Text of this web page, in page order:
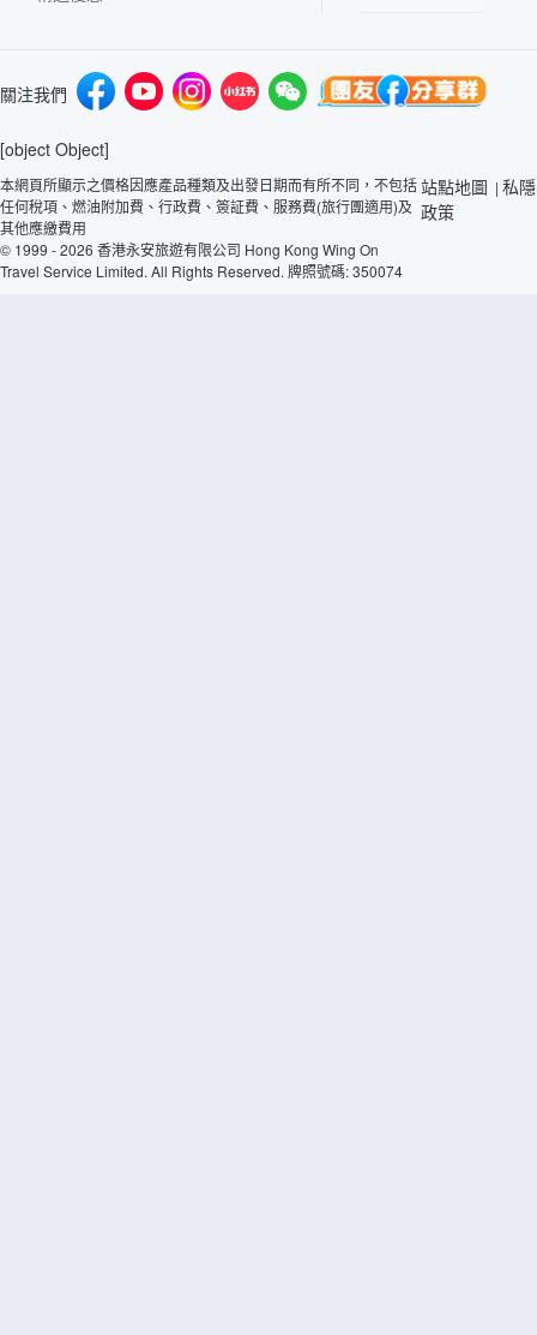
關注我們
[object Object]
本網頁所顯示之價格因應產品種類及出發日期而有所不同，不包括
任何稅項、燃油附加費、行政費、簽証費、服務費(旅行團適用)及
其他應繳費用
© 1999 - 2026 香港永安旅遊有限公司 Hong Kong Wing On
Travel Service Limited. All Rights Reserved. 牌照號碼: 350074
站點地圖 | 私隱
政策